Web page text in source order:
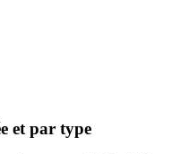
et par type